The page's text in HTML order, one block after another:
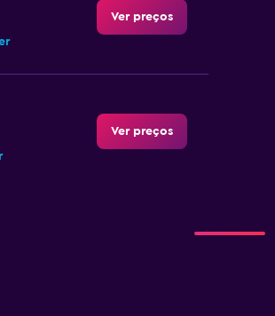
Ver preços
Ver preços